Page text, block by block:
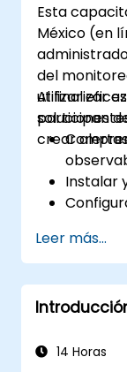
Esta
México (en
del
utilizar
soluciones
crear
Al finalizar
Instalar
Crear,
gráficos.
Utilizar
Leer más...
14 Horas